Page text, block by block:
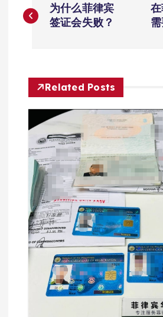
章
航
为什么菲律宾
签证会失败？
Related Posts